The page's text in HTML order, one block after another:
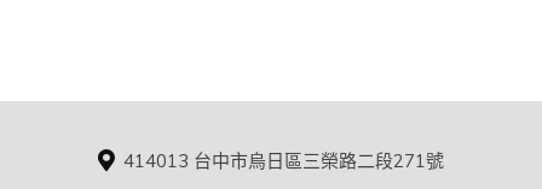
414013 台中市烏日區三榮路二段271號